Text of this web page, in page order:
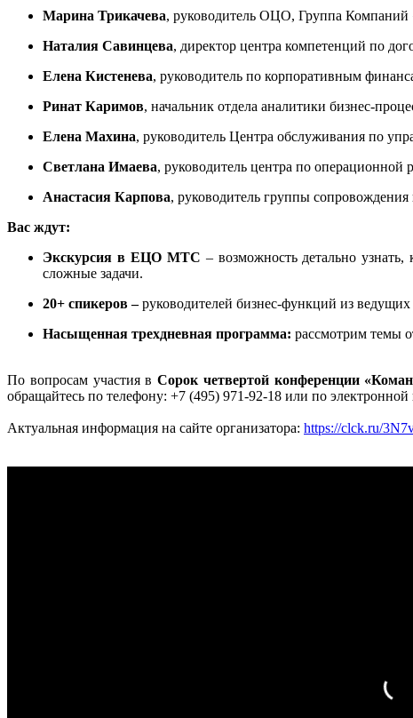
Марина Трикачева, руководитель ОЦО, Группа Компаний
Наталия Савинцева, директор центра компетенций по
Елена Кистенева, руководитель по корпоративным
Ринат Каримов, начальник отдела аналитики бизнес-
Елена Махина, руководитель Центра обслуживания по
Светлана Имаева, руководитель центра по
Анастасия Карпова, руководитель группы
Вас ждут:
Экскурсия в ЕЦО МТС – возможность детально
сложные задачи.
20+ спикеров –руководителей бизнес-функций из
Насыщенная трехдневная программа: рассмотрим темы
По вопросам участия в Сорок четвертой конференции
обращайтесь по телефону: +7 (495) 971-92-18 или по электронной
Актуальная информация на сайте организатора: https://clck.ru/